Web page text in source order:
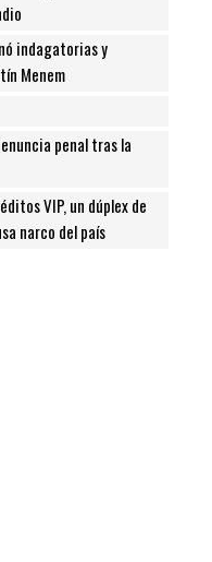
indagatorias y
Menem
penal tras la
VIP, un dúplex de
narco del país